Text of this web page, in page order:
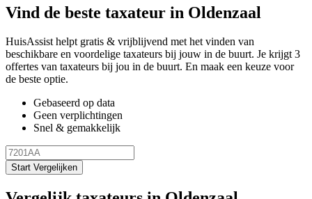
Vind de beste taxateur in Oldenzaal
HuisAssist helpt gratis & vrijblijvend met het vinden van
beschikbare en voordelige taxateurs bij jouw in de buurt. Je krijgt 3
offertes van taxateurs bij jou in de buurt. En maak een keuze voor
de beste optie.
Gebaseerd op data
Geen verplichtingen
Snel & gemakkelijk
Start Vergelijken